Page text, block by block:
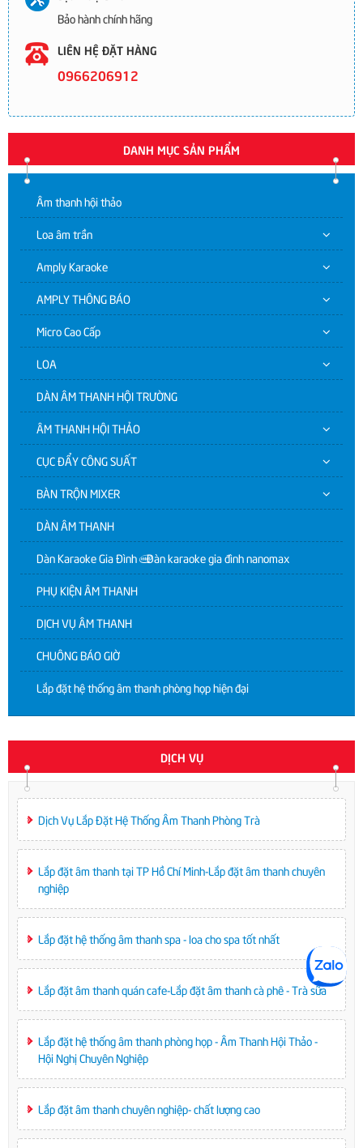
Bảo hành chính hãng
LIÊN HỆ ĐẶT HÀNG
0966206912
DANH MỤC SẢN PHẨM
Âm thanh hội thảo
Loa âm trần
Amply Karaoke
AMPLY THÔNG BÁO
Micro Cao Cấp
LOA
DÀN ÂM THANH HỘI TRƯỜNG
ÂM THANH HỘI THẢO
CỤC ĐẨY CÔNG SUẤT
BÀN TRỘN MIXER
DÀN ÂM THANH
Dàn Karaoke Gia Đình | Dàn karaoke gia đình nanomax
PHỤ KIỆN ÂM THANH
DỊCH VỤ ÂM THANH
CHUÔNG BÁO GIỜ
Lắp đặt hệ thống âm thanh phòng họp hiện đại
DỊCH VỤ
Dịch Vụ Lắp Đặt Hệ Thống Âm Thanh Phòng Trà
Lắp đặt âm thanh tại TP Hồ Chí Minh-Lắp đặt âm thanh chuyên
nghiệp
Lắp đặt hệ thống âm thanh spa - loa cho spa tốt nhất
Lắp đặt âm thanh quán cafe-Lắp đặt âm thanh cà phê - Trà sữa
Lắp đặt hệ thống âm thanh phòng họp - Âm Thanh Hội Thảo -
Hội Nghị Chuyên Nghiệp
Lắp đặt âm thanh chuyên nghiệp- chất lượng cao